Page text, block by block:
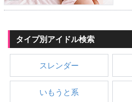
タイプ別アイドル検索
スレンダー
いもうと系